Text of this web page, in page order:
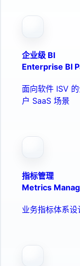
企业级 BI
Enterprise BI
面向软件 ISV
户 SaaS 场景
指标管理
Metrics
业务指标体系